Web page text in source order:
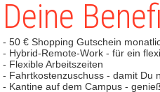
Deine
- 50 € Shopping Gutschein
- Hybrid-Remote-Work - für ein
- Flexible Arbeitszeiten
- Fahrtkostenzuschuss - damit Du
- Kantine auf dem Campus -